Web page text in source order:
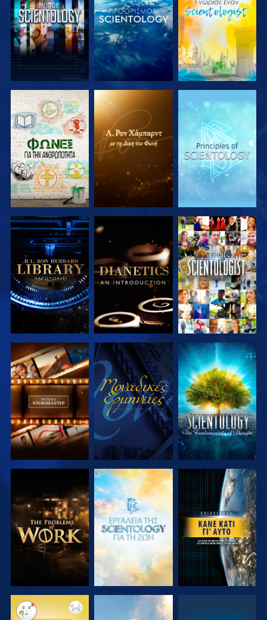
ΕΞΕΡΕΥΝΗΣΤΕ
ΤΗ ΣΕΙΡΑ
ΕΞΕΡΕΥΝΗΣΤΕ
ΤΗ ΣΕΙΡΑ
ΕΞΕΡΕΥΝΗΣΤΕ
ΤΗ ΣΕΙΡΑ
ΕΞΕΡΕΥΝΗΣΤΕ
ΤΗ ΣΕΙΡΑ
ΕΞΕΡΕΥΝΗΣΤΕ
ΤΗ ΣΕΙΡΑ
ΠΑΡΑΚΟΛΟΥΘΗΣΤΕ
ΕΞΕΡΕΥΝΗΣΤΕ
ΤΗ ΣΕΙΡΑ
ΠΑΡΑΚΟΛΟΥΘΗΣΤΕ
ΕΞΕΡΕΥΝΗΣΤΕ
ΤΗ ΣΕΙΡΑ
ΕΞΕΡΕΥΝΗΣΤΕ
ΤΗ ΣΕΙΡΑ
ΕΞΕΡΕΥΝΗΣΤΕ
ΤΗ ΣΕΙΡΑ
ΠΑΡΑΚΟΛΟΥΘΗΣΤΕ